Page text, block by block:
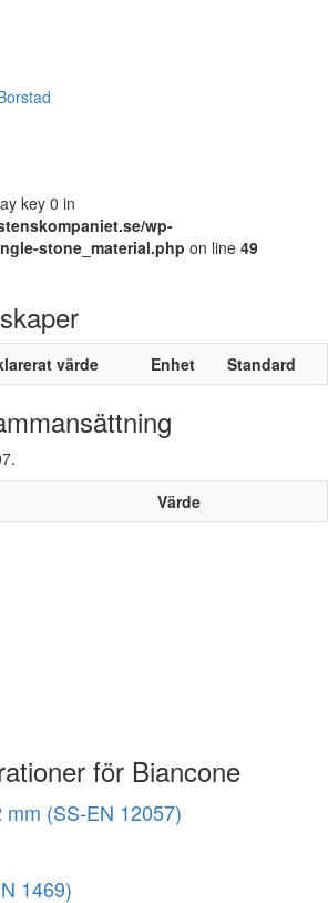
key 0 in
wp-
stone_material.php on line 49
värde Enhet Standard
Värde
för Biancone
(SS-EN 12057)
1469)